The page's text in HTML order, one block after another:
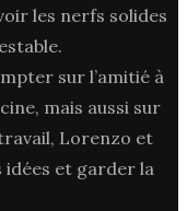
les nerfs solides
sur l’amitié à
mais aussi sur
Lorenzo et
idées et garder la